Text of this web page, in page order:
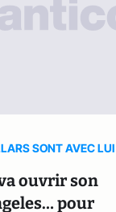
SONT AVEC LUI
ouvrir son
pour